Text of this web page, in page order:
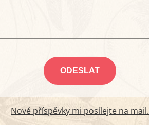
Nové příspěvky mi posílejte na mail.